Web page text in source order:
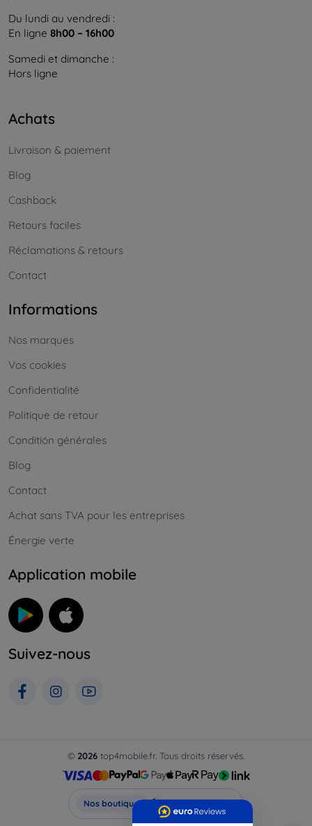
Du lundi au vendredi :
En ligne 8h00 – 16h00
Samedi et dimanche :
Hors ligne
Achats
Livraison & paiement
Blog
Cashback
Retours faciles
Réclamations & retours
Contact
Informations
Nos marques
Vos cookies
Confidentialité
Politique de retour
Conditión générales
Blog
Contact
Achat sans TVA pour les entreprises
Énergie verte
Application mobile
Suivez-nous
© 2026 top4mobile.fr. Tous droits réservés.
Nos boutiques Top4Mobile.fr